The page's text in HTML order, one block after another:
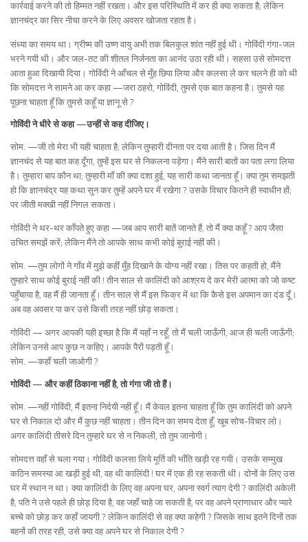
कार्रवाई करने की तो हिम्मत नहीं रखता। और इस परिस्थिति में कर ही क्या सकता है; लेकिन
ज्ञानचंद्र का सिर नीचा करने के लिए अवसर खोजता रहता है।
संध्या का समय था। ग्रीष्म की उष्ण वायु अभी तक बिलकुल शांत नहीं हुई थी। गोविंदी गंगा-जल
भरने गयी थी। और जल-तट की शीतल निर्जनता का आनंद उठा रही थी। सहसा उसे सोमदत्त
आता हुआ दिखायी दिया। गोविंदी ने आँचल से मुँह छिपा लिया और कलसा ले कर चलने ही को थी
कि सोमदत्त ने सामने आ कर कहा —जरा ठहरो, गोविंदी, तुमसे एक बात कहना है। तुमसे यह
पूछना चाहता हूँ कि तुमसे कहूँ या ज्ञानू से ?
गोविंदी ने धीरे से कहा —उन्हीं से कह दीजिए।
सोम. —जी तो मेरा भी यही चाहता है; लेकिन तुम्हारी दीनता पर दया आती है। जिस दिन मैं
ज्ञानचंद से यह बात कह दूँगा, तुम्हें इस घर से निकलना पड़ेगा। मैंने सारी बातों का पता लगा लिया
है। तुम्हारा बाप कौन था; तुम्हारी माँ की क्या दशा हुई, यह सारी कथा जानता हूँ। क्या तुम समझती
हो कि ज्ञानचंद्र यह कथा सुन कर तुम्हें अपने घर में रखेगा ? उसके विचार कितने ही स्वाधीन हों;
पर जीती मक्खी नहीं निगल सकता।
गोविंदी ने थर-थर काँपते हुए कहा —जब आप सारी बातें जानते हैं, तो मैं क्या कहूँ ? आप जैसा
उचित समझें करें; लेकिन मैंने तो आपके साथ कभी कोई बुराई नहीं की।
सोम. —तुम लोगों ने गाँव में मुझे कहीं मुँह दिखाने के योग्य नहीं रखा। तिस पर कहती हो, मैंने
तुम्हारे साथ कोई बुराई नहीं की ! तीन साल से कालिंदी को आश्रय दे कर मेरी आत्मा को जो कष्ट
पहुँचाया है, वह मैं ही जानता हूँ। तीन साल से मैं इस फिक्र में था कि कैसे इस अपमान का दंड दूँ।
अब वह अवसर पा कर उसे किसी तरह नहीं छोड़ सकता।
गोविंदी — अगर आपकी यही इच्छा है कि मैं यहाँ न रहूँ, तो मैं चली जाऊँगी, आज ही चली जाऊँगी;
लेकिन उनसे आप कुछ न कहिए। आपके पैरों पड़ती हूँ।
सोम. —कहाँ चली जाओगी ?
गोविंदी — और कहीं ठिकाना नहीं है, तो गंगा जी तो हैं।
सोम. —नहीं गोविंदी, मैं इतना निर्दयी नहीं हूँ। मैं केवल इतना चाहता हूँ कि तुम कालिंदी को अपने
घर से निकाल दो और मैं कुछ नहीं चाहता। तीन दिन का समय देता हूँ, खूब सोच-विचार लो।
अगर कालिंदी तीसरे दिन तुम्हारे घर से न निकली, तो तुम जानोगी।
सोमदत्त वहाँ से चला गया। गोविंदी कलसा लिये मूर्ति की भाँति खड़ी रह गयी। उसके सम्मुख
कठिन समस्या आ खड़ी हुई थी, वह थी कालिंदी ! घर में एक ही रह सकती थी। दोनों के लिए उस
घर में स्थान न था। क्या कालिंदी के लिए वह अपना घर, अपना स्वर्ग त्याग देगी ? कालिंदी अकेली
है, पति ने उसे पहले ही छोड़ दिया है, वह जहाँ चाहे जा सकती है, पर वह अपने प्राणाधार और प्यारे
बच्चे को छोड़ कर कहाँ जायगी ? लेकिन कालिंदी से वह क्या कहेगी ? जिसके साथ इतने दिनों तक
बहनों की तरह रही, उसे क्या वह अपने घर से निकाल देगी ?